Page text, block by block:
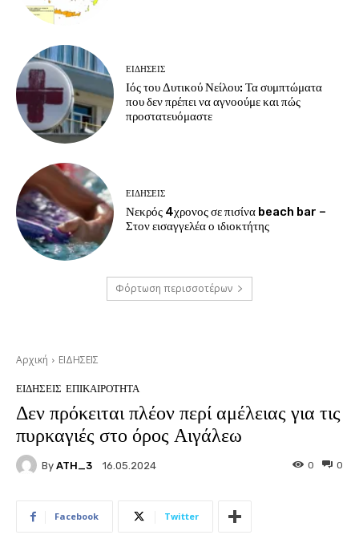
ΕΙΔΗΣΕΙΣ
Ιός του Δυτικού Νείλου: Τα συμπτώματα
που δεν πρέπει να αγνοούμε και πώς
προστατευόμαστε
ΕΙΔΗΣΕΙΣ
Νεκρός 4χρονος σε πισίνα beach bar –
Στον εισαγγελέα ο ιδιοκτήτης
Φόρτωση περισσοτέρων